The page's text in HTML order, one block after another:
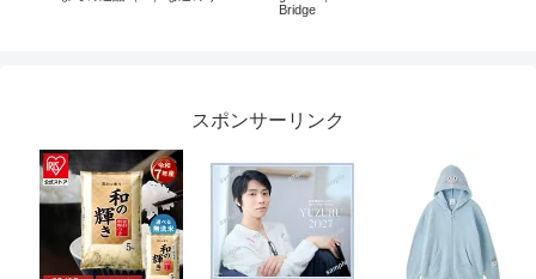
Bridge
スポンサーリンク